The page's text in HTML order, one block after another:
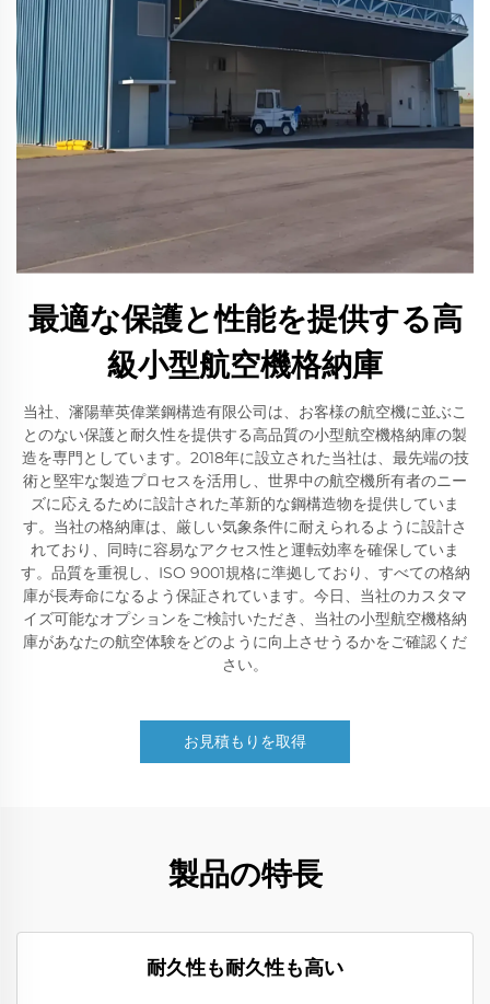
最適な保護と性能を提供する高
級小型航空機格納庫
当社、瀋陽華英偉業鋼構造有限公司は、お客様の航空機に並ぶこ
とのない保護と耐久性を提供する高品質の小型航空機格納庫の製
造を専門としています。2018年に設立された当社は、最先端の技
術と堅牢な製造プロセスを活用し、世界中の航空機所有者のニー
ズに応えるために設計された革新的な鋼構造物を提供していま
す。当社の格納庫は、厳しい気象条件に耐えられるように設計さ
れており、同時に容易なアクセス性と運転効率を確保していま
す。品質を重視し、ISO 9001規格に準拠しており、すべての格納
庫が長寿命になるよう保証されています。今日、当社のカスタマ
イズ可能なオプションをご検討いただき、当社の小型航空機格納
庫があなたの航空体験をどのように向上させうるかをご確認くだ
さい。
お見積もりを取得
製品の特長
耐久性も耐久性も高い